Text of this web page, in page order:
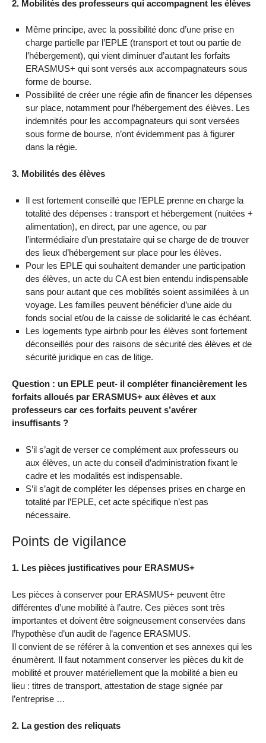
2. Mobilités des professeurs qui accompagnent les élèves
Même principe, avec la possibilité donc d’une prise en
charge partielle par l’EPLE (transport et tout ou partie de
l’hébergement), qui vient diminuer d’autant les forfaits
ERASMUS+ qui sont versés aux accompagnateurs sous
forme de bourse.
Possibilité de créer une régie afin de financer les dépenses
sur place, notamment pour l’hébergement des élèves. Les
indemnités pour les accompagnateurs qui sont versées
sous forme de bourse, n’ont évidemment pas à figurer
dans la régie.
3. Mobilités des élèves
Il est fortement conseillé que l’EPLE prenne en charge la
totalité des dépenses : transport et hébergement (nuitées +
alimentation), en direct, par une agence, ou par
l’intermédiaire d’un prestataire qui se charge de de trouver
des lieux d’hébergement sur place pour les élèves.
Pour les EPLE qui souhaitent demander une participation
des élèves, un acte du CA est bien entendu indispensable
sans pour autant que ces mobilités soient assimilées à un
voyage. Les familles peuvent bénéficier d’une aide du
fonds social et/ou de la caisse de solidarité le cas échéant.
Les logements type airbnb pour les élèves sont fortement
déconseillés pour des raisons de sécurité des élèves et de
sécurité juridique en cas de litige.
Question : un EPLE peut- il compléter financièrement les
forfaits alloués par ERASMUS+ aux élèves et aux
professeurs car ces forfaits peuvent s’avérer
insuffisants ?
S’il s’agit de verser ce complément aux professeurs ou
aux élèves, un acte du conseil d’administration fixant le
cadre et les modalités est indispensable.
S’il s’agit de compléter les dépenses prises en charge en
totalité par l’EPLE, cet acte spécifique n’est pas
nécessaire.
Points de vigilance
1. Les pièces justificatives pour ERASMUS+
Les pièces à conserver pour ERASMUS+ peuvent être
différentes d’une mobilité à l’autre. Ces pièces sont très
importantes et doivent être soigneusement conservées dans
l’hypothèse d’un audit de l’agence ERASMUS.
Il convient de se référer à la convention et ses annexes qui les
énumèrent. Il faut notamment conserver les pièces du kit de
mobilité et prouver matériellement que la mobilité a bien eu
lieu : titres de transport, attestation de stage signée par
l’entreprise …
2. La gestion des reliquats